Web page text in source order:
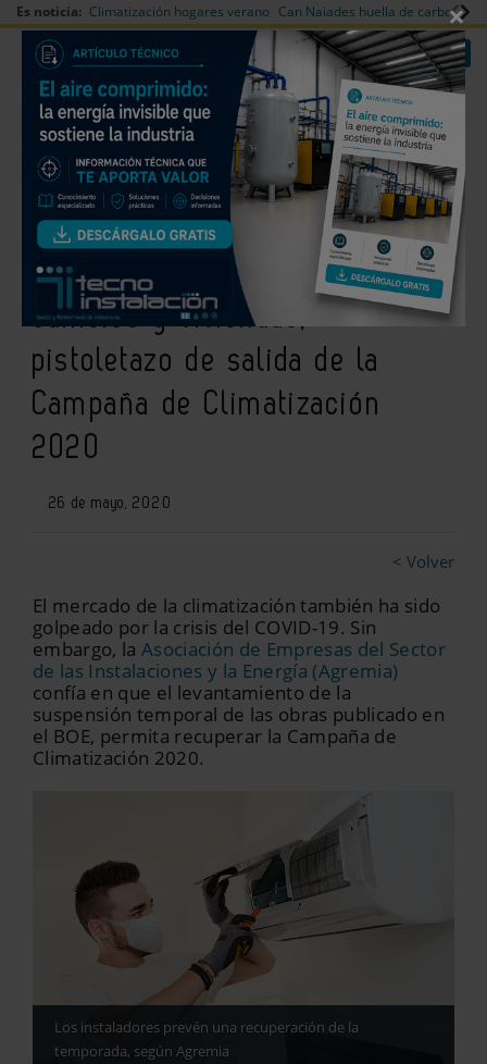
Es noticia: Climatización hogares verano Can Naiades huella de carbono
Redes Sociales Es noticia Login empresas Registro
El levantamiento de la
prohibición de obras en
edificios y viviendas,
pistoletazo de salida de la
Campaña de Climatización
2020
26 de mayo, 2020
< Volver
El mercado de la climatización también ha sido
golpeado por la crisis del COVID-19. Sin
embargo, laAsociación de Empresas del Sector
de las Instalaciones y la Energía (Agremia)
confía en que el levantamiento de la
suspensión temporal de las obras publicado en
el BOE, permita recuperar la Campaña de
Climatización 2020.
Los instaladores prevén una recuperación de la
temporada, según Agremia
×